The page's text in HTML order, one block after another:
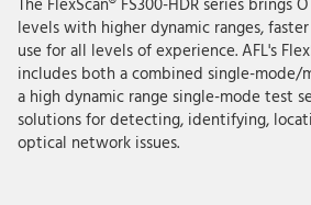
The FlexScan® FS300-HDR series brings
levels with higher dynamic ranges,
use for all levels of experience. AFL's
includes both a combined single-
a high dynamic range single-mode test
solutions for detecting, identifying,
optical network issues.